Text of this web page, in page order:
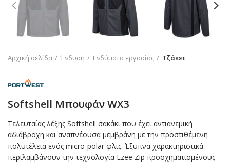
Αρχική σελίδα Ένδυση Ενδύματα εργασίας Τζάκετ
Softshell Μπουφάν WX3
Τελευταίας λέξης Softshell σακάκι που έχει αντιανεμική
αδιάβροχη και αναπνέουσα μεμβράνη με την προστιθέμενη
πολυτέλεια ενός micro-polar φλις. Έξυπνα χαρακτηριστικά
περιλαμβάνουν την τεχνολογία Ezee Zip προσχηματισμένους